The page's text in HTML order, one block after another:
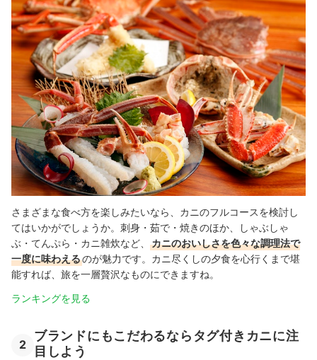
さまざまな食べ方を楽しみたいなら、カニのフルコースを検討し
てはいかがでしょうか。刺身・茹で・焼きのほか、しゃぶしゃ
ぶ・てんぷら・カニ雑炊など、
カニのおいしさを色々な調理法で
一度に味わえるのが魅力です。カニ尽くしの夕食を心行くまで堪
能すれば、旅を一層贅沢なものにできますね。
ランキングを見る
2
ブランドにもこだわるならタグ付きカニに注
目しよう